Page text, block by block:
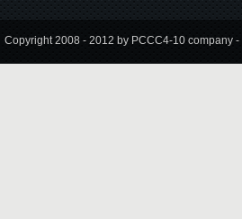
Copyright 2008 - 2012 by PCCC4-10 company -